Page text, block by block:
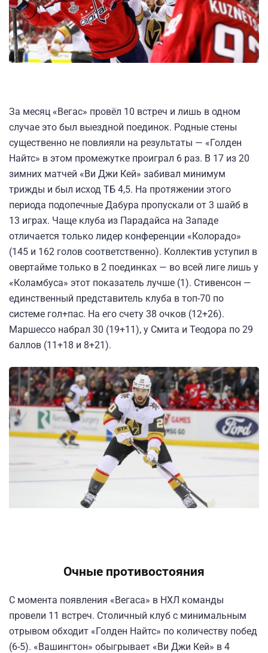
За месяц «Вегас» провёл 10 встреч и лишь в одном
случае это был выездной поединок. Родные стены
существенно не повлияли на результаты — «Голден
Найтс» в этом промежутке проиграл 6 раз. В 17 из 20
зимних матчей «Ви Джи Кей» забивал минимум
трижды и был исход ТБ 4,5. На протяжении этого
периода подопечные Дабура пропускали от 3 шайб в
13 играх. Чаще клуба из Парадайса на Западе
отличается только лидер конференции «Колорадо»
(145 и 162 голов соответственно). Коллектив уступил в
овертайме только в 2 поединках — во всей лиге лишь у
«Коламбуса» этот показатель лучше (1). Стивенсон —
единственный представитель клуба в топ-70 по
системе гол+пас. На его счету 38 очков (12+26).
Маршессо набрал 30 (19+11), у Смита и Теодора по 29
баллов (11+18 и 8+21).
Очные противостояния
С момента появления «Вегаса» в НХЛ команды
провели 11 встреч. Столичный клуб с минимальным
отрывом обходит «Голден Найтс» по количеству побед
(6-5). «Вашингтон» обыгрывает «Ви Джи Кей» в 4